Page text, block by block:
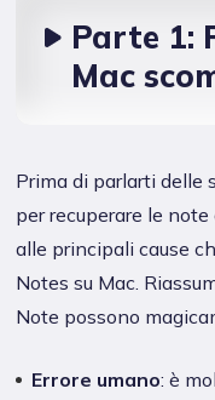
Parte 1:
Mac
Prima di parlarti delle
per recuperare le
alle principali cause
Notes su Mac.
Note possono
Errore umano: è